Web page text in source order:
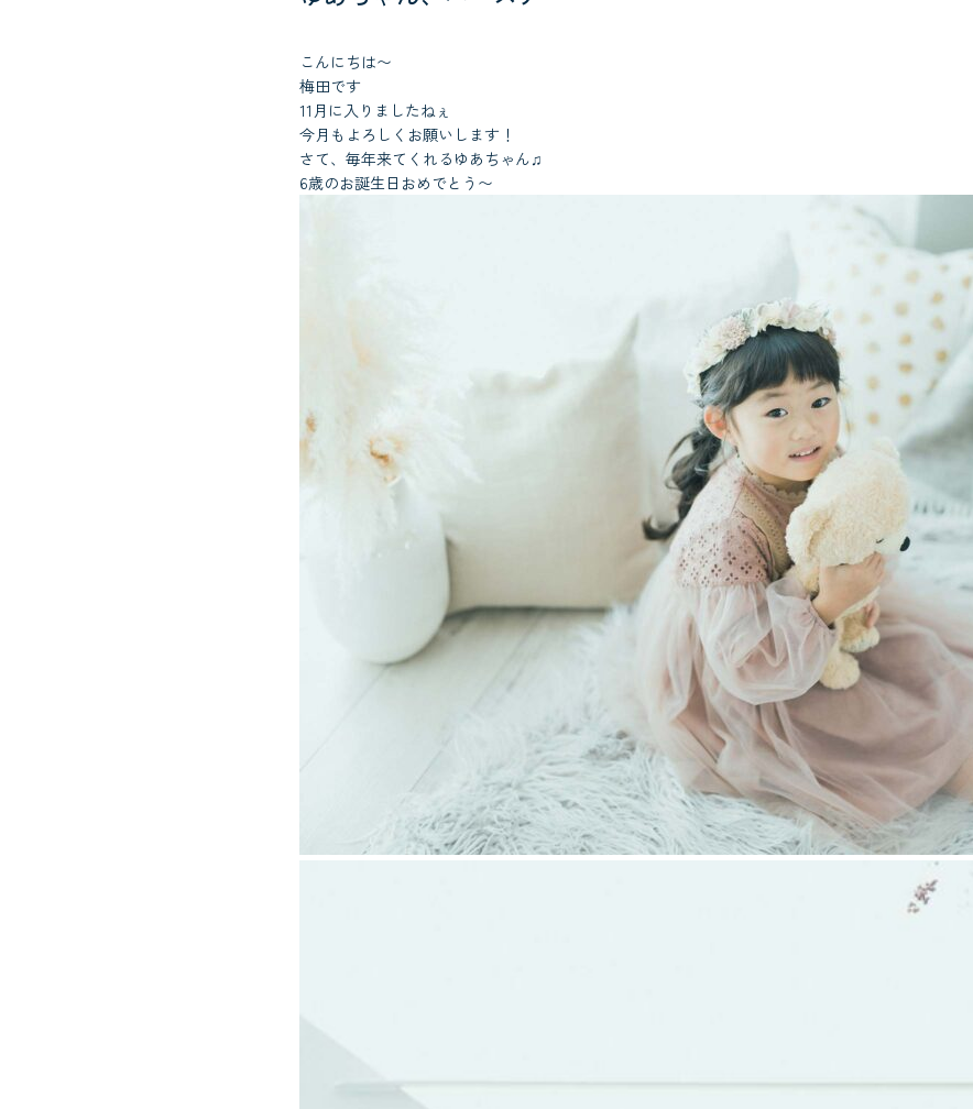
こんにちは〜
梅田です
11月に入りましたねぇ
今月もよろしくお願いします！
さて、毎年来てくれるゆあちゃん♫
6歳のお誕生日おめでとう〜